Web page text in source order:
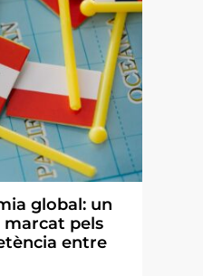
global: un
marcat pels
entre